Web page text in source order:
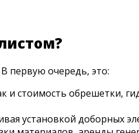
первую очередь, это:
и стоимость обрешетки,
установкой доборных